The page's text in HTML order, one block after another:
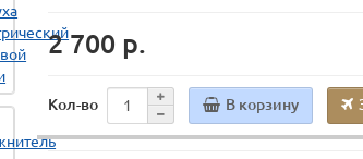
2 700 р.
Кол-во В корзину